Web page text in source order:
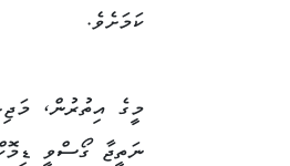
ކަމަށެވެ.
މީގެ އިތުރުން،
ނަތީޖާ ގޯސްވީ